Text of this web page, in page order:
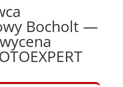
Bocholt —